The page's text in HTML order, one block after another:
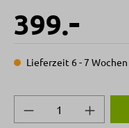
399.-
Lieferzeit 6 - 7 Wochen
Produkt